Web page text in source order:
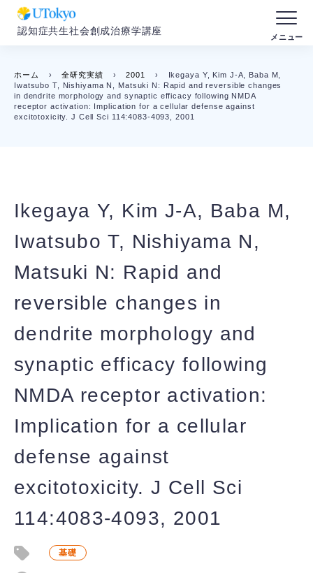
認知症共生社会創成治療学講座
ホーム › 全研究実績 › 2001 ›
Ikegaya Y, Kim J-A, Baba M,
Iwatsubo T, Nishiyama N, Matsuki N: Rapid and reversible changes
in dendrite morphology and synaptic efficacy following NMDA
receptor activation: Implication for a cellular defense against
excitotoxicity. J Cell Sci 114:4083-4093, 2001
Ikegaya Y, Kim J-A, Baba M,
Iwatsubo T, Nishiyama N,
Matsuki N: Rapid and
reversible changes in
dendrite morphology and
synaptic efficacy following
NMDA receptor activation:
Implication for a cellular
defense against
excitotoxicity. J Cell Sci
114:4083-4093, 2001
基礎